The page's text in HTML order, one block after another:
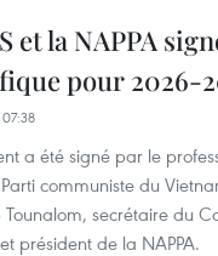
et la NAPPA
pour 2026-
a été signé par le
communiste du
secrétaire du
président de la NAPPA.